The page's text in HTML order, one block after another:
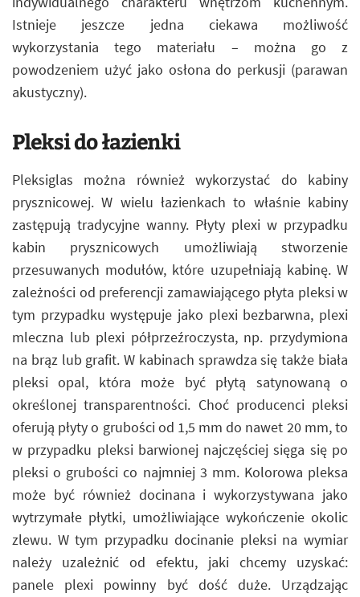
Istnieje jeszcze jedna ciekawa możliwość
wykorzystania tego materiału – można go z
powodzeniem użyć jako osłona do perkusji (parawan
akustyczny).
Pleksi do łazienki
Pleksiglas można również wykorzystać do kabiny
prysznicowej. W wielu łazienkach to właśnie kabiny
zastępują tradycyjne wanny. Płyty plexi w przypadku
kabin prysznicowych umożliwiają stworzenie
przesuwanych modułów, które uzupełniają kabinę. W
zależności od preferencji zamawiającego płyta pleksi w
tym przypadku występuje jako plexi bezbarwna, plexi
mleczna lub plexi półprzeźroczysta, np. przydymiona
na brąz lub grafit. W kabinach sprawdza się także biała
pleksi opal, która może być płytą satynowaną o
określonej transparentności. Choć producenci pleksi
oferują płyty o grubości od 1,5 mm do nawet 20 mm, to
w przypadku pleksi barwionej najczęściej sięga się po
pleksi o grubości co najmniej 3 mm. Kolorowa pleksa
może być również docinana i wykorzystywana jako
wytrzymałe płytki, umożliwiające wykończenie okolic
zlewu. W tym przypadku docinanie pleksi na wymiar
należy uzależnić od efektu, jaki chcemy uzyskać:
panele plexi powinny być dość duże. Urządzając